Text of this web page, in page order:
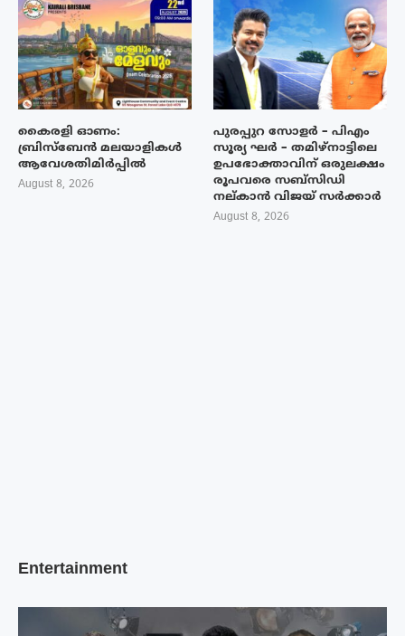
കൈരളി ഓണം:
ബ്രിസ്ബേൻ മലയാളികൾ
ആവേശതിമിർപ്പിൽ
August 8, 2026
പുരപ്പുറ സോളർ – പിഎം
സൂര്യ ഘർ – തമിഴ്നാട്ടിലെ
ഉപഭോക്താവിന് ഒരുലക്ഷം
രൂപവരെ സബ്സിഡി
നല്കാൻ വിജയ് സർക്കാർ
August 8, 2026
Entertainment